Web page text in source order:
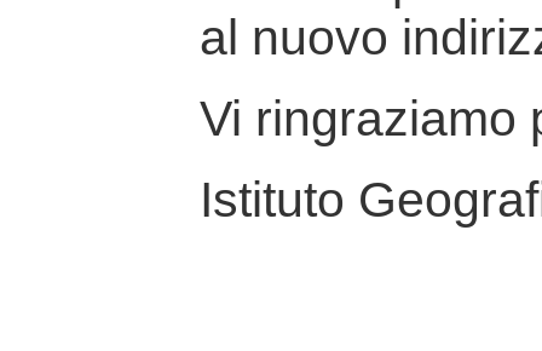
al nuovo
Vi ringraziamo
Istituto